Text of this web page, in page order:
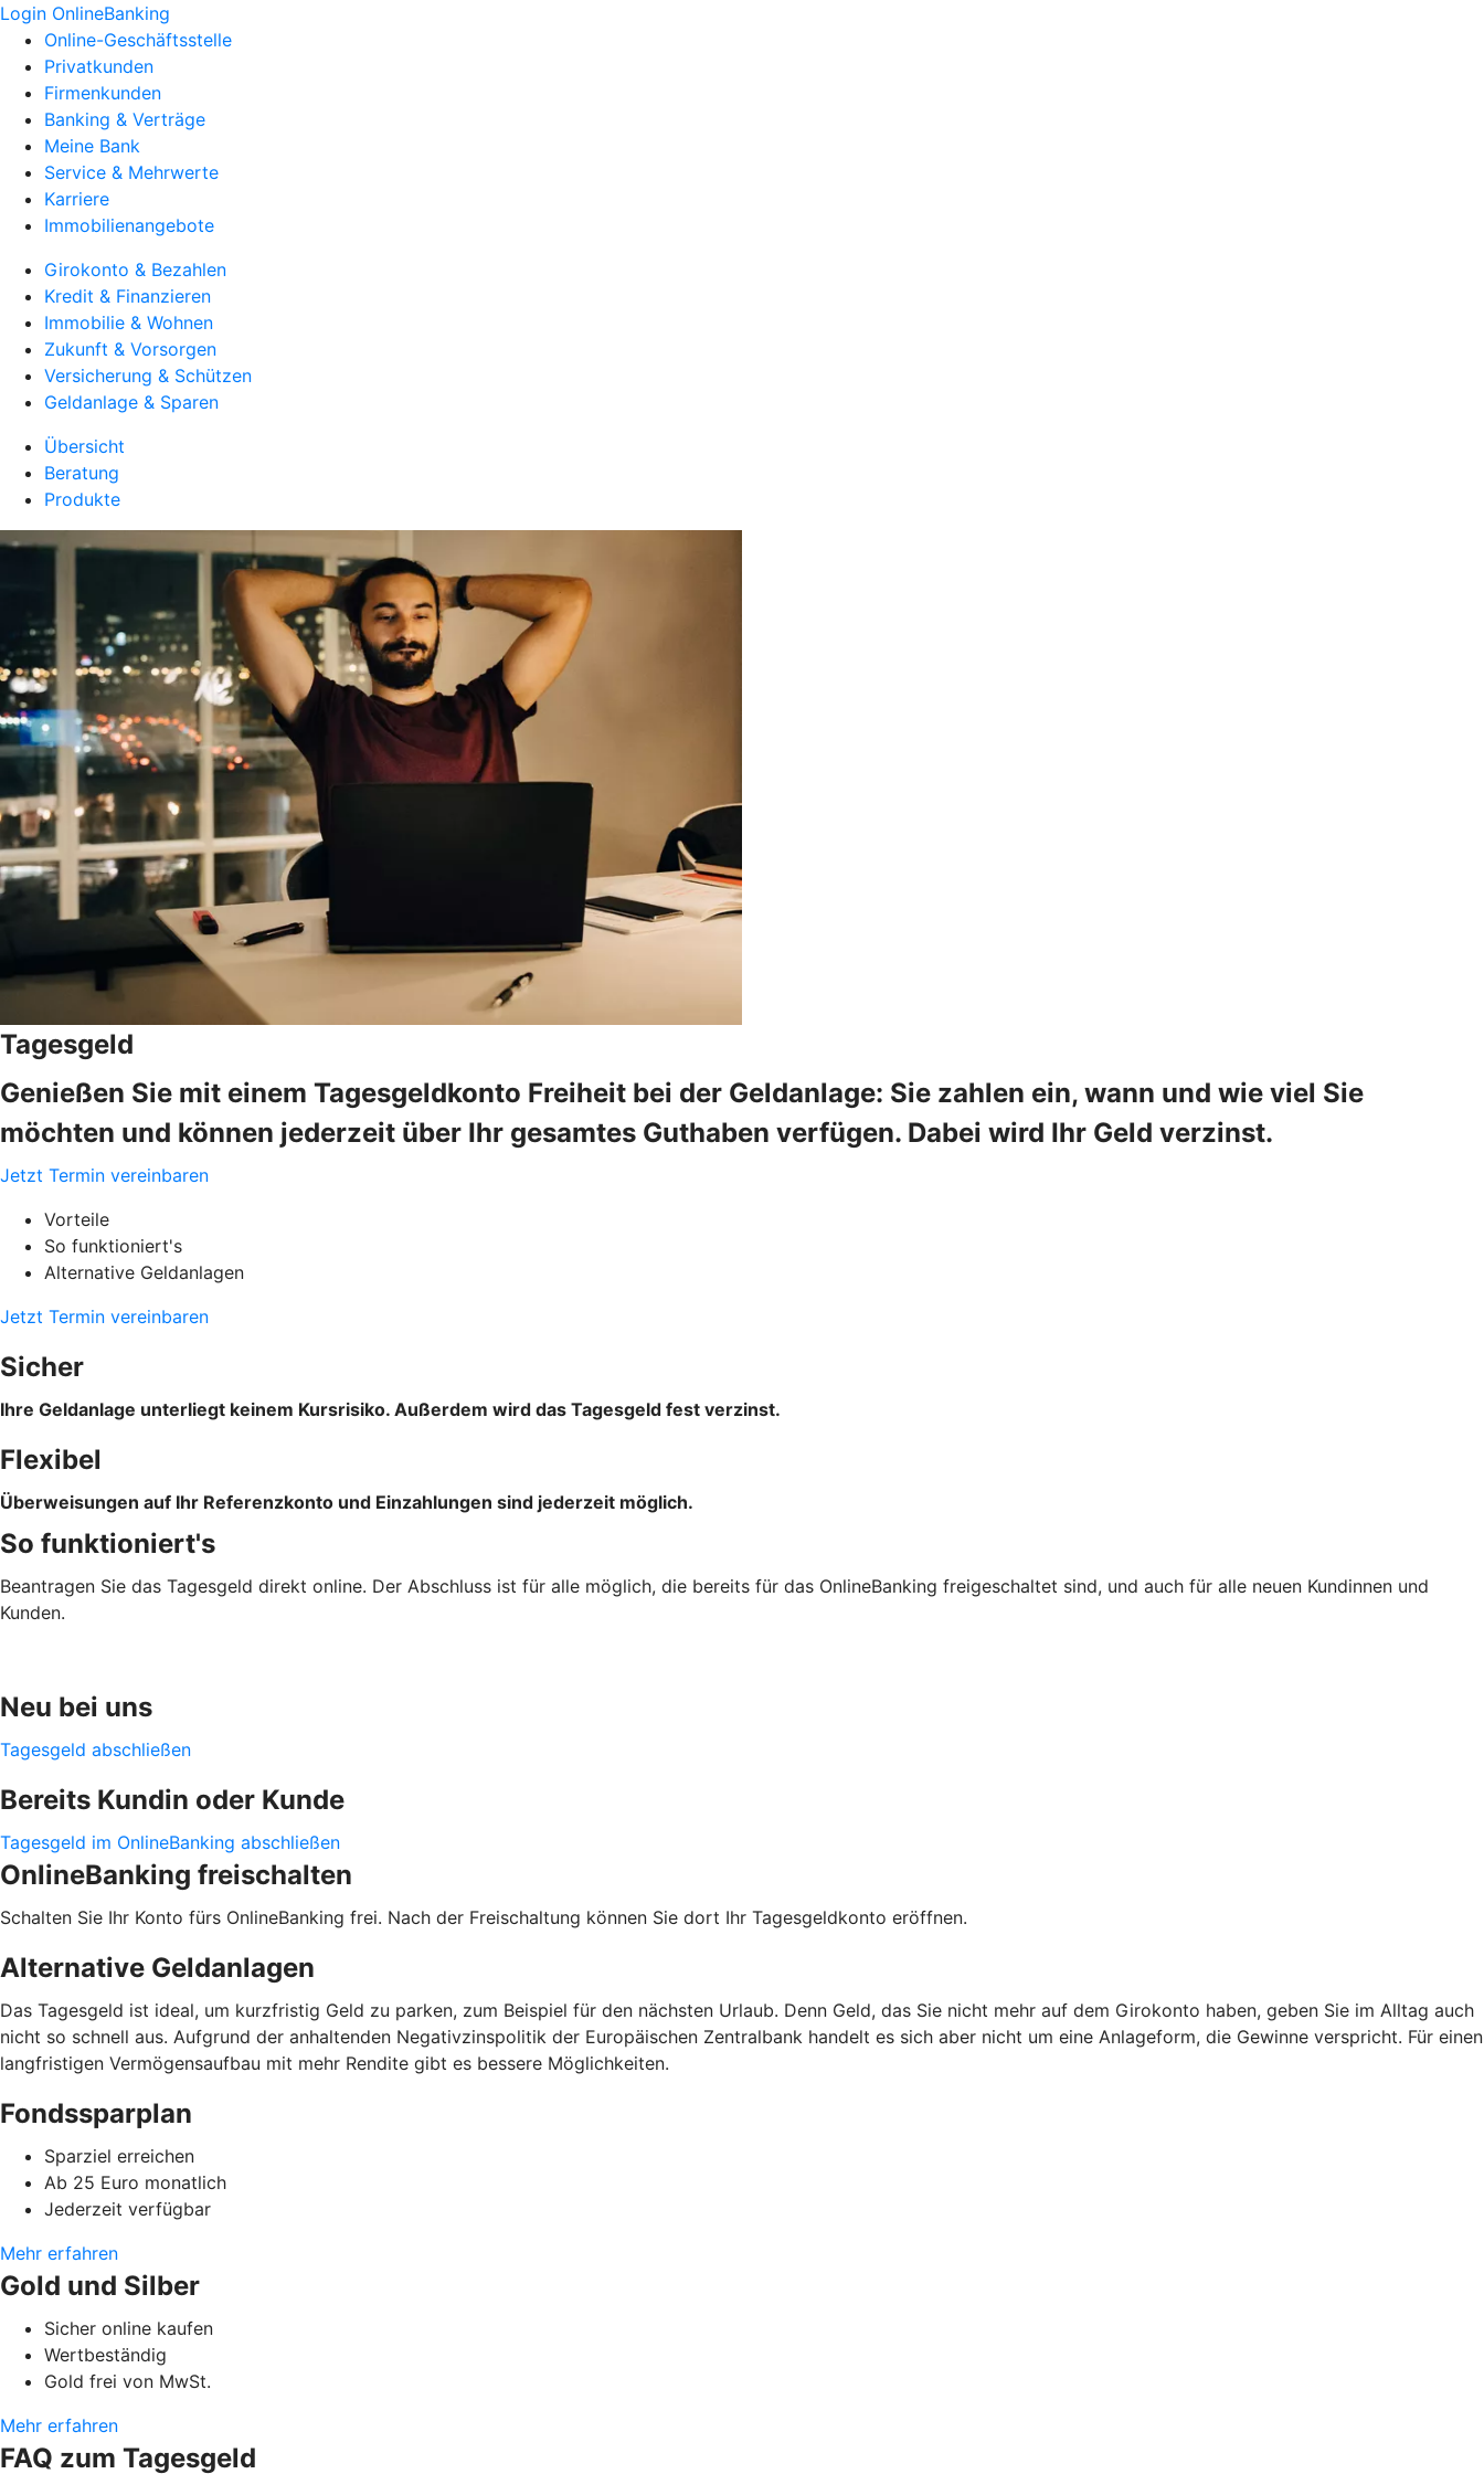
Login OnlineBanking
Online-Geschäftsstelle
Privatkunden
Firmenkunden
Banking & Verträge
Meine Bank
Service & Mehrwerte
Karriere
Immobilienangebote
Girokonto & Bezahlen
Kredit & Finanzieren
Immobilie & Wohnen
Zukunft & Vorsorgen
Versicherung & Schützen
Geldanlage & Sparen
Übersicht
Beratung
Produkte
Tagesgeld
Genießen Sie mit einem Tagesgeldkonto Freiheit bei der Geldanlage: Sie zahlen ein, wann und wie viel Sie
möchten und können jederzeit über Ihr gesamtes Guthaben verfügen. Dabei wird Ihr Geld verzinst.
Jetzt Termin vereinbaren
Vorteile
So funktioniert's
Alternative Geldanlagen
Jetzt Termin vereinbaren
Sicher
Ihre Geldanlage unterliegt keinem Kursrisiko. Außerdem wird das Tagesgeld fest verzinst.
Flexibel
Überweisungen auf Ihr Referenzkonto und Einzahlungen sind jederzeit möglich.
So funktioniert's
Beantragen Sie das Tagesgeld direkt online. Der Abschluss ist für alle möglich, die bereits für das OnlineBanking freigeschaltet sind, und auch für alle neuen Kundinnen und
Kunden.
Neu bei uns
Tagesgeld abschließen
Bereits Kundin oder Kunde
Tagesgeld im OnlineBanking abschließen
OnlineBanking freischalten
Schalten Sie Ihr Konto fürs OnlineBanking frei. Nach der Freischaltung können Sie dort Ihr Tagesgeldkonto eröffnen.
Alternative Geldanlagen
Das Tagesgeld ist ideal, um kurzfristig Geld zu parken, zum Beispiel für den nächsten Urlaub. Denn Geld, das Sie nicht mehr auf dem Girokonto haben, geben Sie im Alltag auch
nicht so schnell aus. Aufgrund der anhaltenden Negativzinspolitik der Europäischen Zentralbank handelt es sich aber nicht um eine Anlageform, die Gewinne verspricht. Für einen
langfristigen Vermögensaufbau mit mehr Rendite gibt es bessere Möglichkeiten.
Fondssparplan
Sparziel erreichen
Ab 25 Euro monatlich
Jederzeit verfügbar
Mehr erfahren
Gold und Silber
Sicher online kaufen
Wertbeständig
Gold frei von MwSt.
Mehr erfahren
FAQ zum Tagesgeld